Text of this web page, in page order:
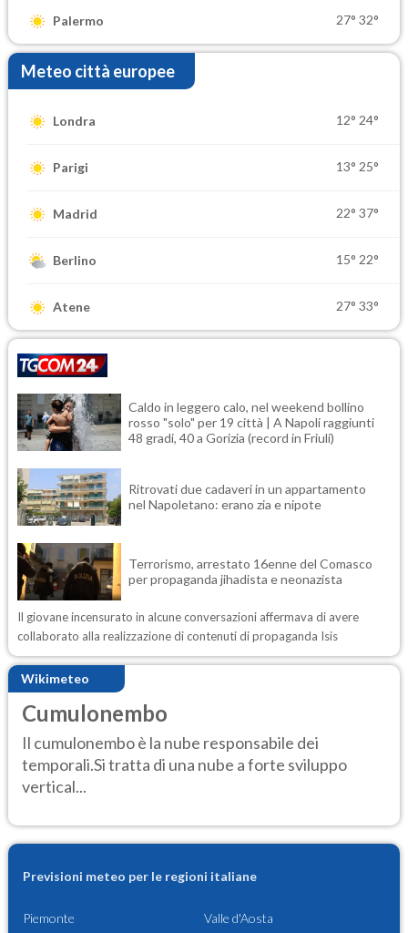
Palermo 27° 32°
Meteo città europee
Londra 12° 24°
Parigi 13° 25°
Madrid 22° 37°
Berlino 15° 22°
Atene 27° 33°
Caldo in leggero calo, nel weekend bollino
rosso "solo" per 19 città | A Napoli raggiunti
48 gradi, 40 a Gorizia (record in Friuli)
Ritrovati due cadaveri in un appartamento
nel Napoletano: erano zia e nipote
Terrorismo, arrestato 16enne del Comasco
per propaganda jihadista e neonazista
Il giovane incensurato in alcune conversazioni affermava di avere
collaborato alla realizzazione di contenuti di propaganda Isis
Wikimeteo
Cumulonembo
Il cumulonembo è la nube responsabile dei
temporali.Si tratta di una nube a forte sviluppo
vertical...
Previsioni meteo per le regioni italiane
Piemonte Valle d'Aosta